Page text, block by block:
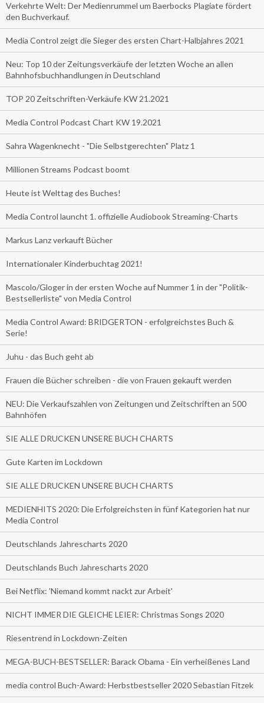
Verkehrte Welt: Der Medienrummel um Baerbocks Plagiate fördert
den Buchverkauf.
Media Control zeigt die Sieger des ersten Chart-Halbjahres 2021
Neu: Top 10 der Zeitungsverkäufe der letzten Woche an allen
Bahnhofsbuchhandlungen in Deutschland
TOP 20 Zeitschriften-Verkäufe KW 21.2021
Media Control Podcast Chart KW 19.2021
Sahra Wagenknecht - "Die Selbstgerechten" Platz 1
Millionen Streams Podcast boomt
Heute ist Welttag des Buches!
Media Control launcht 1. offizielle Audiobook Streaming-Charts
Markus Lanz verkauft Bücher
Internationaler Kinderbuchtag 2021!
Mascolo/Gloger in der ersten Woche auf Nummer 1 in der "Politik-
Bestsellerliste" von Media Control
Media Control Award: BRIDGERTON - erfolgreichstes Buch &
Serie!
Juhu - das Buch geht ab
Frauen die Bücher schreiben - die von Frauen gekauft werden
NEU: Die Verkaufszahlen von Zeitungen und Zeitschriften an 500
Bahnhöfen
SIE ALLE DRUCKEN UNSERE BUCH CHARTS
Gute Karten im Lockdown
SIE ALLE DRUCKEN UNSERE BUCH CHARTS
MEDIENHITS 2020: Die Erfolgreichsten in fünf Kategorien hat nur
Media Control
Deutschlands Jahrescharts 2020
Deutschlands Buch Jahrescharts 2020
Bei Netflix: 'Niemand kommt nackt zur Arbeit'
NICHT IMMER DIE GLEICHE LEIER: Christmas Songs 2020
Riesentrend in Lockdown-Zeiten
MEGA-BUCH-BESTSELLER: Barack Obama - Ein verheißenes Land
media control Buch-Award: Herbstbestseller 2020 Sebastian Fitzek